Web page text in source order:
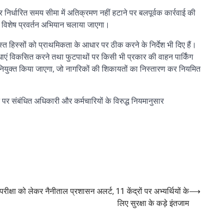
समय सीमा में अतिक्रमण नहीं हटाने पर बलपूर्वक कार्रवाई की
प्रवर्तन अभियान चलाया जाएगा।
हिस्सों को प्राथमिकता के आधार पर ठीक करने के निर्देश भी दिए हैं।
करने तथा फुटपाथों पर किसी भी प्रकार की वाहन पार्किंग
किया जाएगा, जो नागरिकों की शिकायतों का निस्तारण कर नियमित
संबंधित अधिकारी और कर्मचारियों के विरुद्ध नियमानुसार
को लेकर नैनीताल प्रशासन अलर्ट, 11 केंद्रों पर अभ्यर्थियों के
लिए सुरक्षा के कड़े इंतजाम
⟶